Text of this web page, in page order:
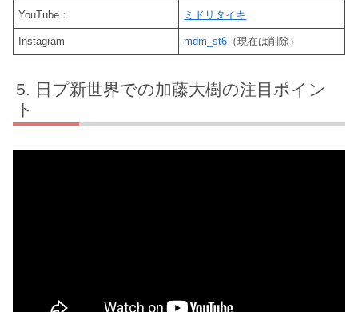
YouTube： ミドリタイキ
Instagram mdm_st6 （現在は削除）
日プ新世界での加藤大樹の注目ポイン
ト